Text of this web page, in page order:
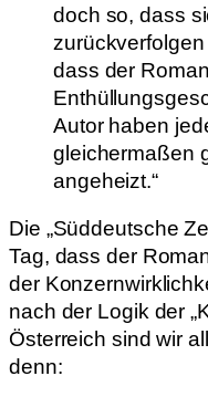
doch so, dass
dass der
Autor haben
gleichermaßen
angeheizt.“
Die „Süddeutsche
Tag, dass der
der
nach der Logik der
Österreich sind wir
denn: